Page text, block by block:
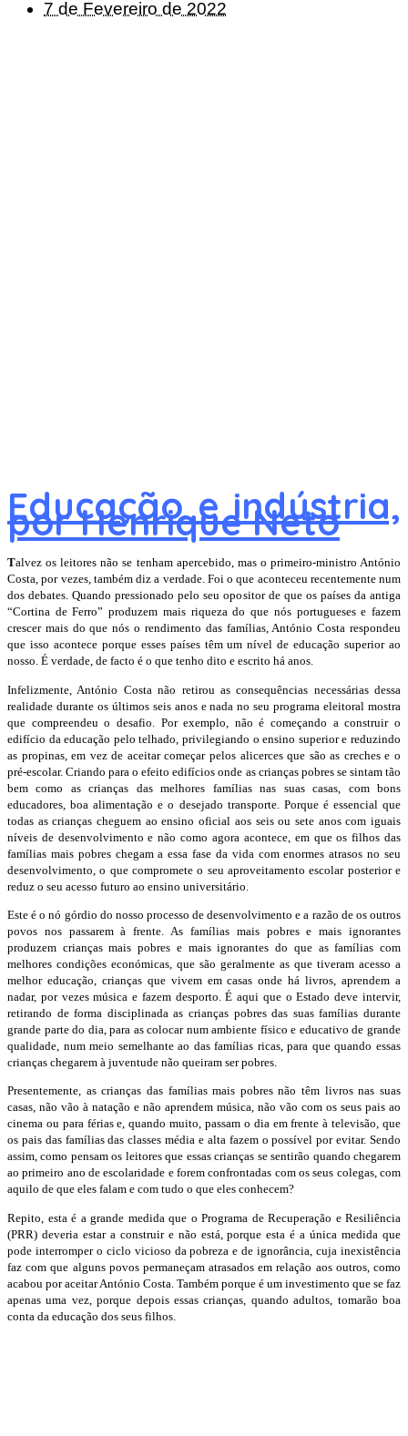
7 de Fevereiro de 2022
Educação e indústria,
por Henrique Neto
Talvez os leitores não se tenham apercebido, mas o primeiro-ministro António
Costa, por vezes, também diz a verdade. Foi o que aconteceu recentemente num
dos debates. Quando pressionado pelo seu opositor de que os países da antiga
“Cortina de Ferro” produzem mais riqueza do que nós portugueses e fazem
crescer mais do que nós o rendimento das famílias, António Costa respondeu
que isso acontece porque esses países têm um nível de educação superior ao
nosso. É verdade, de facto é o que tenho dito e escrito há anos.
Infelizmente, António Costa não retirou as consequências necessárias dessa
realidade durante os últimos seis anos e nada no seu programa eleitoral mostra
que compreendeu o desafio. Por exemplo, não é começando a construir o
edifício da educação pelo telhado, privilegiando o ensino superior e reduzindo
as propinas, em vez de aceitar começar pelos alicerces que são as creches e o
pré-escolar. Criando para o efeito edifícios onde as crianças pobres se sintam tão
bem como as crianças das melhores famílias nas suas casas, com bons
educadores, boa alimentação e o desejado transporte. Porque é essencial que
todas as crianças cheguem ao ensino oficial aos seis ou sete anos com iguais
níveis de desenvolvimento e não como agora acontece, em que os filhos das
famílias mais pobres chegam a essa fase da vida com enormes atrasos no seu
desenvolvimento, o que compromete o seu aproveitamento escolar posterior e
reduz o seu acesso futuro ao ensino universitário.
Este é o nó górdio do nosso processo de desenvolvimento e a razão de os outros
povos nos passarem à frente. As famílias mais pobres e mais ignorantes
produzem crianças mais pobres e mais ignorantes do que as famílias com
melhores condições económicas, que são geralmente as que tiveram acesso a
melhor educação, crianças que vivem em casas onde há livros, aprendem a
nadar, por vezes música e fazem desporto. É aqui que o Estado deve intervir,
retirando de forma disciplinada as crianças pobres das suas famílias durante
grande parte do dia, para as colocar num ambiente físico e educativo de grande
qualidade, num meio semelhante ao das famílias ricas, para que quando essas
crianças chegarem à juventude não queiram ser pobres.
Presentemente, as crianças das famílias mais pobres não têm livros nas suas
casas, não vão à natação e não aprendem música, não vão com os seus pais ao
cinema ou para férias e, quando muito, passam o dia em frente à televisão, que
os pais das famílias das classes média e alta fazem o possível por evitar. Sendo
assim, como pensam os leitores que essas crianças se sentirão quando chegarem
ao primeiro ano de escolaridade e forem confrontadas com os seus colegas, com
aquilo de que eles falam e com tudo o que eles conhecem?
Repito, esta é a grande medida que o Programa de Recuperação e Resiliência
(PRR) deveria estar a construir e não está, porque esta é a única medida que
pode interromper o ciclo vicioso da pobreza e de ignorância, cuja inexistência
faz com que alguns povos permaneçam atrasados em relação aos outros, como
acabou por aceitar António Costa. Também porque é um investimento que se faz
apenas uma vez, porque depois essas crianças, quando adultos, tomarão boa
conta da educação dos seus filhos.